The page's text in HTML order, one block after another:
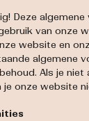
Deze
van onze
website en
algemene
Als je
je onze website